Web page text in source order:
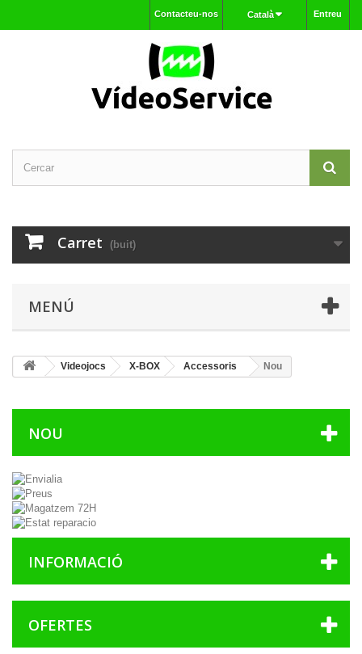
Entreu
Català
Contacteu-nos
Carret (buit)
MENÚ
Videojocs X-BOX Accessoris Nou
NOU
INFORMACIÓ
OFERTES